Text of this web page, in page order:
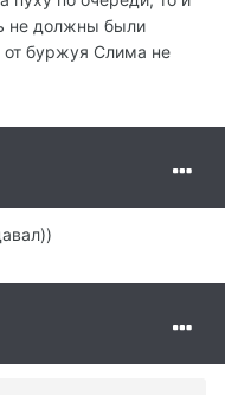
не должны были
от буржуя Слима не